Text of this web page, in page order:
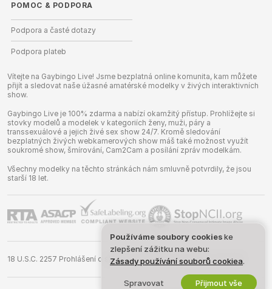
POMOC & PODPORA
Podpora a časté dotazy
Podpora plateb
Vítejte na Gaybingo Live! Jsme bezplatná online komunita, kam můžete
přijít a sledovat naše úžasné amatérské modelky v živých interaktivních
show.
Gaybingo Live je 100% zdarma a nabízí okamžitý přístup. Prohlížejte si
stovky modelů a modelek v kategoriích ženy, muži, páry a
transsexuálové a jejich živé sex show 24/7. Kromě sledování
bezplatných živých webkamerových show máš také možnost využít
soukromé show, šmírování, Cam2Cam a posílání zpráv modelkám.
Všechny modelky na těchto stránkách nám smluvně potvrdily, že jsou
starší 18 let.
18 U.S.C. 2257 Prohlášení o shodě s požadavky na vedení záznamů
Používáme soubory cookieske
zlepšení zážitku na webu:
Zásady používání souborů cookiea.
Spravovat Přijmout vše